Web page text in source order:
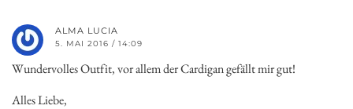
ALMA LUCIA
5. MAI 2016 / 14:09
Wundervolles Outfit, vor allem der Cardigan gefällt mir gut!
Alles Liebe,